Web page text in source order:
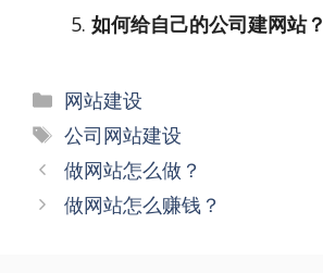
如何给自己的公司建网站？
分
类
网站建设
标
签
公司网站建设
文
章
做网站怎么做？
做网站怎么赚钱？